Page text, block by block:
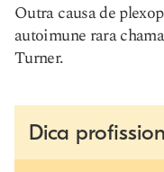
Outra causa de
autoimune rara
Turner.
Dica